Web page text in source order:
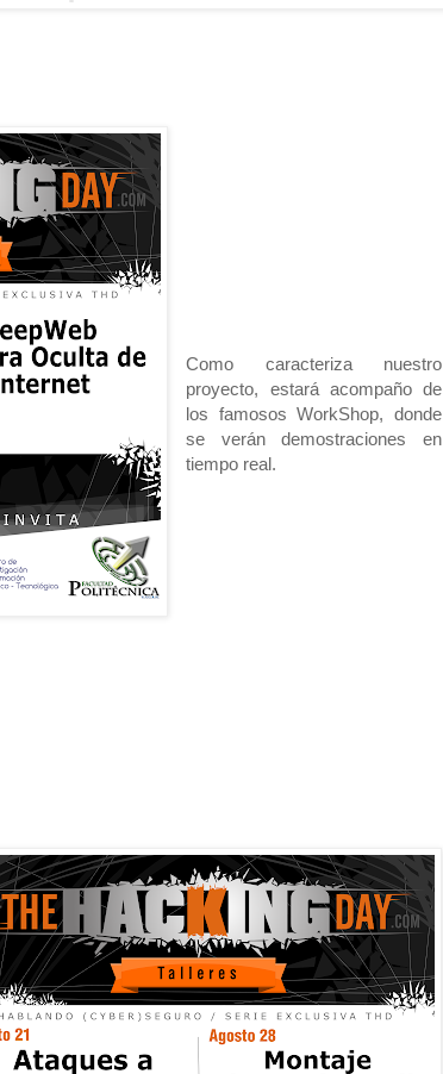
Como caracteriza nuestro
proyecto, estará acompaño de
los famosos WorkShop, donde
se verán demostraciones en
tiempo real.